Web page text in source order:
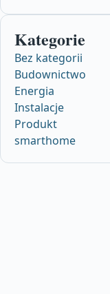
Kategorie
Bez kategorii
Budownictwo
Energia
Instalacje
Produkt
smarthome